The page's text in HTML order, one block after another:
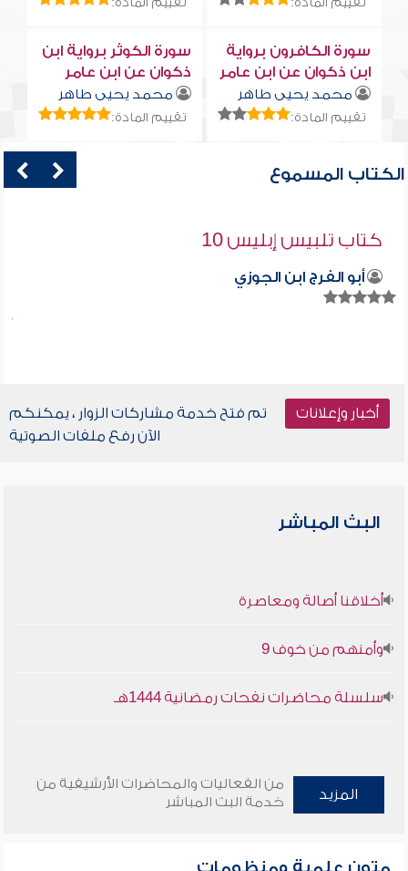
سورة الكافرون برواية
ابن ذكوان عن ابن عامر
محمد يحيى طاهر
تقييم المادة:
سورة الكوثر برواية ابن
ذكوان عن ابن عامر
محمد يحيى طاهر
تقييم المادة:
الكتاب المسموع
كتاب تلبيس إبليس 10
أبو الفرج ابن الجوزي
أخبار وإعلانات
تم فتح خدمة مشاركات الزوار ، يمكنكم
الآن رفع ملفات الصوتية
البث المباشر
أخلاقنا أصالة ومعاصرة
وأمنهم من خوف 9
سلسلة محاضرات نفحات رمضانية 1444هـ
المزيد
من الفعاليات والمحاضرات الأرشيفية من
خدمة البث المباشر